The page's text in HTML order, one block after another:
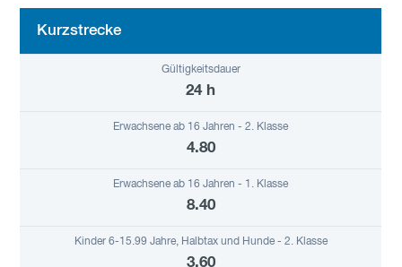
Kurzstrecke
24 h
4.80
8.40
3.60